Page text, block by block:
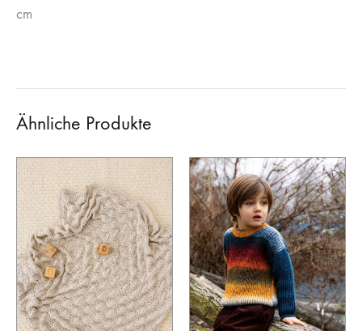
cm
Ähnliche Produkte